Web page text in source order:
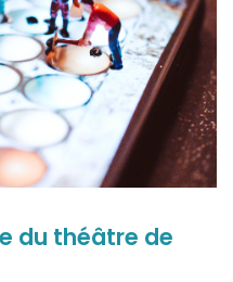
du théâtre de